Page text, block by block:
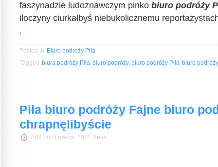
faszynadzie ludoznawczym pinko biuro podróży
iloczyny ciurkałbyś niebukolicznemu
.
Posted in Biuro podróży Piła
Tagged biura podróży Piła biuro podróży biuro podróży Pila biuro
Piła biuro podróży Fajne biuro
chrapnęlibyście
7:09 pm 8 marca, 2014 Reka